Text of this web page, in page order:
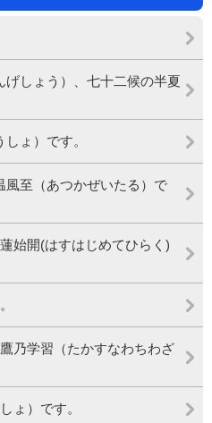
げしょう）、七十二候の半夏
ょ）です。
風至（あつかぜいたる）で
始開(はすはじめてひらく)
乃学習（たかすなわちわざ
ょ）です。